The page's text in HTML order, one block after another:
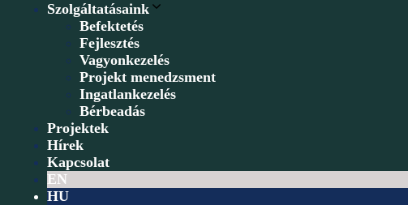
Szolgáltatásaink
Befektetés
Fejlesztés
Vagyonkezelés
Projekt menedzsment
Ingatlankezelés
Bérbeadás
Projektek
Hírek
Kapcsolat
EN
HU